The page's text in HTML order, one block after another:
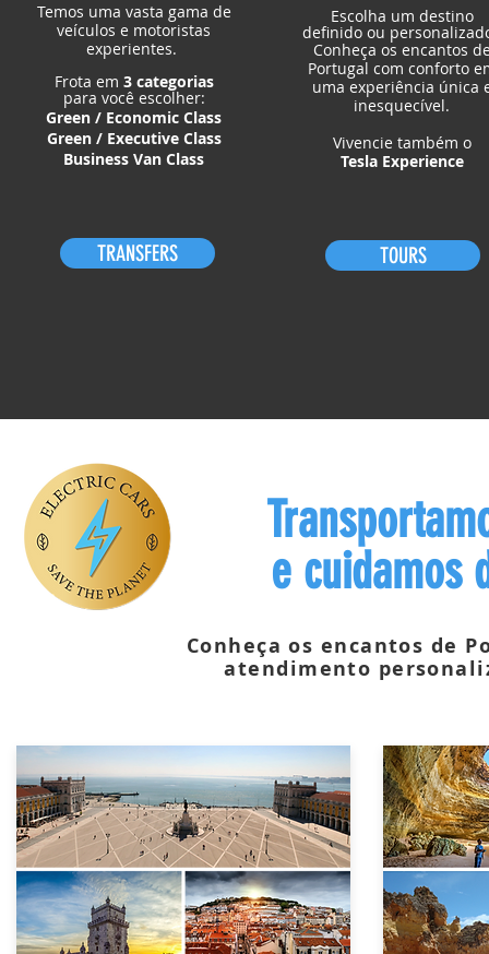
Temos uma vasta gama de
veículos e motoristas
experientes.
Frota em 3 categorias
para você escolher:
Green / Economic Class
Green / Executive Class
Business Van Class
TRANSFERS
Escolha um destino
definido ou
Conheça os encantos
Portugal com conforto
uma experiência única
inesquecível.
Vivencie também o
Tesla Experience
TOURS
e cuidamos
Conheça os encantos de
atendimento